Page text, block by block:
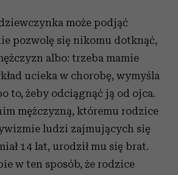
może podjąć
pozwolę się nikomu dotknąć,
albo: trzeba mamie
ucieka w chorobę, wymyśla
to, żeby odciągnąć ją od ojca.
mężczyzną, któremu rodzice
ludzi zajmujących się
14 lat, urodził mu się brat.
w ten sposób, że rodzice